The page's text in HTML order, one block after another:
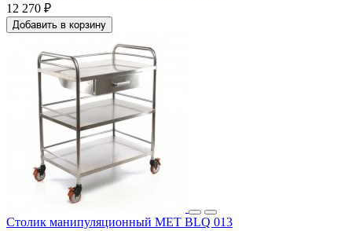
12 270 ₽
Добавить в корзину
Столик манипуляционный МЕТ BLQ 013